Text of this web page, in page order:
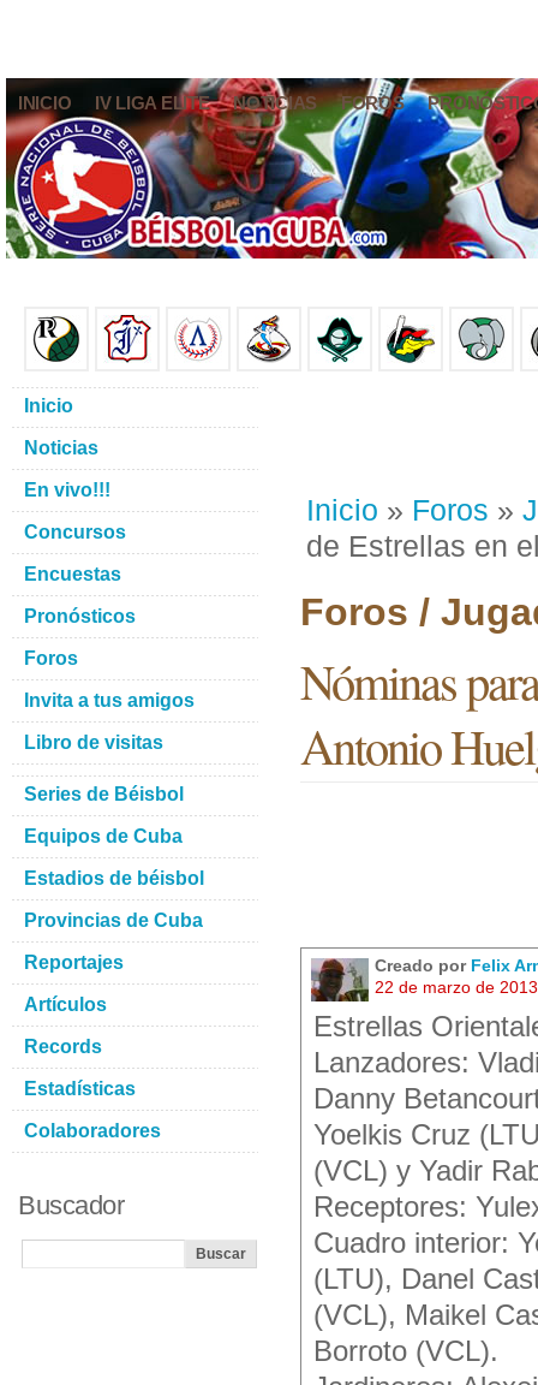
INICIO IV LIGA ELITE NOTICIAS FOROS
Inicio » Foros »
de Estrellas en
Foros /
Nóminas
Antonio
Creado por Felix
22 de marzo de
Estrellas
Lanzadores:
Danny
Yoelkis Cruz
(VCL) y Yadir
Receptores:
Cuadro interior:
(LTU), Danel
(VCL), Maikel
Borroto (VCL).
Inicio
Noticias
En vivo!!!
Concursos
Encuestas
Pronósticos
Foros
Invita a tus amigos
Libro de visitas
Series de Béisbol
Equipos de Cuba
Estadios de béisbol
Provincias de Cuba
Reportajes
Artículos
Records
Estadísticas
Colaboradores
Buscador